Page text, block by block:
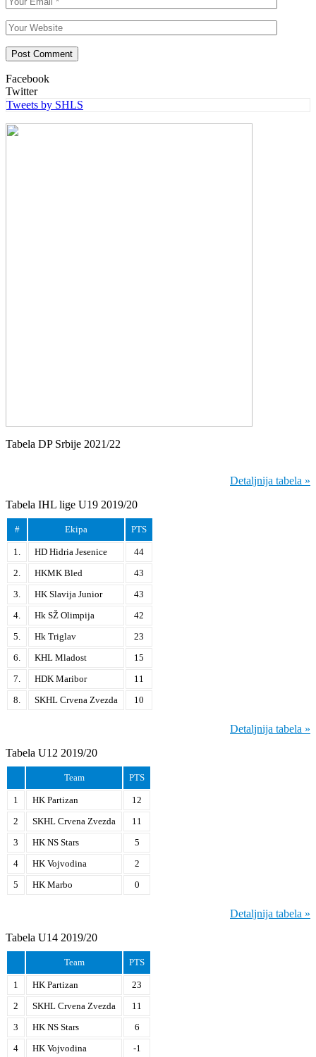
Facebook
Twitter
Tweets by SHLS
Tabela DP Srbije 2021/22
Detaljnija tabela »
Tabela IHL lige U19 2019/20
# Ekipa PTS
1. HD Hidria Jesenice
44
2.
HKMK Bled
43
3.
HK Slavija Junior
43
4.
Hk SŽ Olimpija
42
5.
Hk Triglav
23
6.
KHL Mladost
15
7.
HDK Maribor
11
8.
SKHL Crvena Zvezda 10
Detaljnija tabela »
Tabela U12 2019/20
Team PTS
1 HK Partizan
12
2
SKHL Crvena Zvezda
11
3
HK NS Stars
5
4
HK Vojvodina
2
5
HK Marbo 0
Detaljnija tabela »
Tabela U14 2019/20
Team PTS
1 HK Partizan
23
2
SKHL Crvena Zvezda
11
3
HK NS Stars
6
4
HK Vojvodina -1